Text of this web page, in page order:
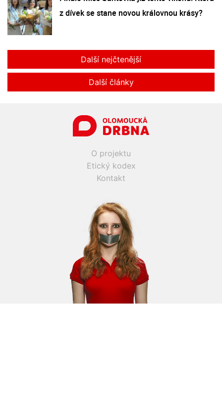
z dívek se stane novou královnou krásy?
Další nejčtenější
Další články
O projektu
Etický kodex
Kontakt